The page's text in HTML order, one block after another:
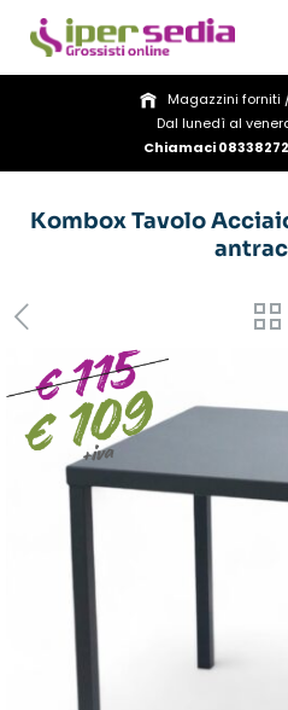
Magazzini forniti
Dal lunedì al
Chiamaci
Kombox Tavolo